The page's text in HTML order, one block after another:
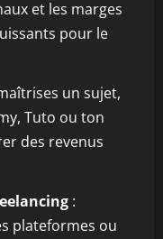
et les marges
pour le
un sujet,
Tuto ou ton
des revenus
:
plateformes ou